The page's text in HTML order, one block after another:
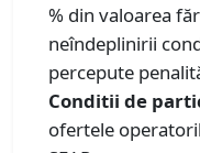
% din valoarea
neîndeplinirii
percepute
Conditii de
ofertele